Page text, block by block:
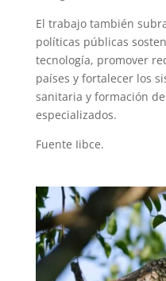
El trabajo también
políticas públicas
tecnología, promover
países y fortalecer los
sanitaria y formación
especializados.
Fuente Iibce.